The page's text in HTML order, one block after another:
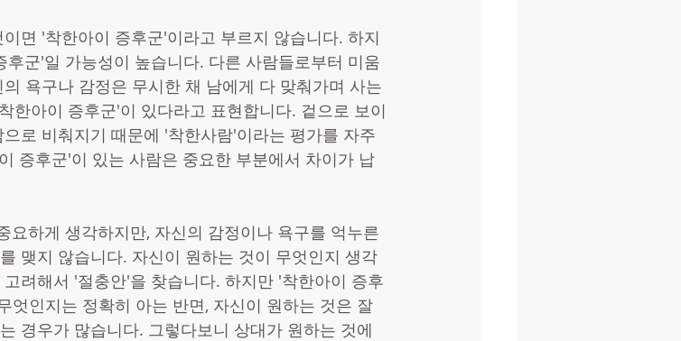
면 '착한아이 증후군'이라고 부르지 않습니다. 하지
군'일 가능성이 높습니다. 다른 사람들로부터 미움
욕구나 감정은 무시한 채 남에게 다 맞춰가며 사는
한아이 증후군'이 있다라고 표현합니다. 겉으로 보이
로 비춰지기 때문에 '착한사람'이라는 평가를 자주
증후군'이 있는 사람은 중요한 부분에서 차이가 납
요하게 생각하지만, 자신의 감정이나 욕구를 억누른
맺지 않습니다. 자신이 원하는 것이 무엇인지 생각
려해서 '절충안'을 찾습니다. 하지만 '착한아이 증후
엇인지는 정확히 아는 반면, 자신이 원하는 것은 잘
경우가 많습니다. 그렇다보니 상대가 원하는 것에